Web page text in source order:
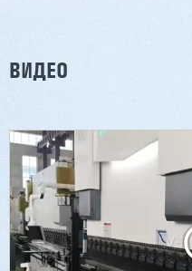
ВИДЕО